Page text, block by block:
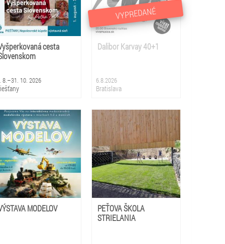
cesta
8.–31. 10. 2026
VYPREDANÉ
Dalibor Karvay 40+1
6.8.2026
Bratislava
MODELOV
PEŤOVA ŠKOLA
STRIELANIA